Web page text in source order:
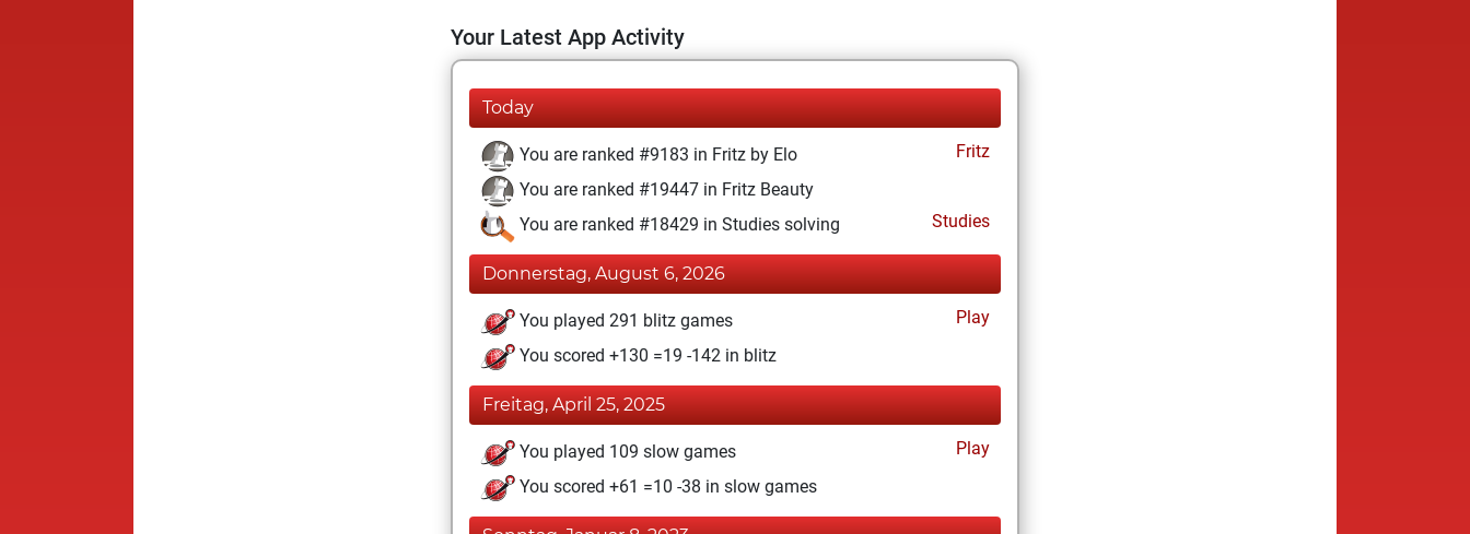
Your Latest App Activity
Today
You are ranked #9183 in Fritz by Elo
Fritz
You are ranked #19447 in Fritz Beauty
You are ranked #18429 in Studies solving
Studies
Donnerstag, August 6, 2026
You played 291 blitz games
Play
You scored +130 =19 -142 in blitz
Freitag, April 25, 2025
You played 109 slow games
Play
You scored +61 =10 -38 in slow games